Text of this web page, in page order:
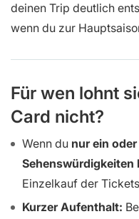
deinen Trip deutlich
wenn du zur
Für wen lohnt
Card nicht?
Wenn du nur ein
Sehenswürdigkeiten
Einzelkauf der
Kurzer Aufenthalt: